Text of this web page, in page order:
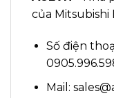
của Mitsubishi
Số điện
Mail: